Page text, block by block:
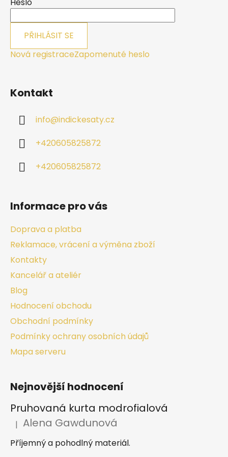
Heslo
PŘIHLÁSIT SE
Nová registraceZapomenuté heslo
Kontakt
info@indickesaty.cz
+420605825872
+420605825872
Informace pro vás
Doprava a platba
Reklamace, vrácení a výměna zboží
Kontakty
Kancelář a ateliér
Blog
Hodnocení obchodu
Obchodní podmínky
Podmínky ochrany osobních údajů
Mapa serveru
Nejnovější hodnocení
Pruhovaná kurta modrofialová
Hodnocení produktu je 5 z 5 hvězdiček.
| Alena Gawdunová
Příjemný a pohodlný materiál.